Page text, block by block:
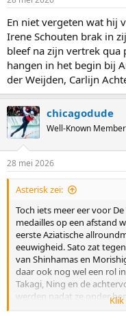
s
En niet vergeten wat hij
Irene Schouten brak in
bleef na zijn vertrek qua
hangen in het begin bij
der Weijden, Carlijn
chicagodude
Well-Known Member
28 mei 2026
Asterisk zei:
Toch iets meer eer voor
medailles op een afstand
eerste Aziatische
eeuwigheid. Sato zat
van Shinhamas en
daar ook nog wel een rol
Takagi, Ning en de
werden nadat ze onder